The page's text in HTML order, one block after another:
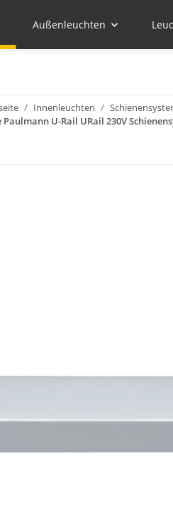
Außenleuchten
Innenleuchten
U-Rail URail 230V